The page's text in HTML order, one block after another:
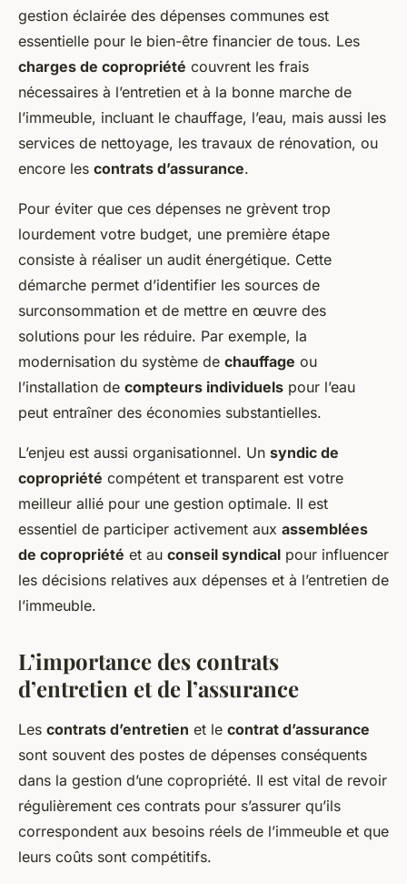
gestion éclairée des dépenses communes est
essentielle pour le bien-être financier de tous. Les
charges de copropriété couvrent les frais
nécessaires à l’entretien et à la bonne marche de
l’immeuble, incluant le chauffage, l’eau, mais aussi les
services de nettoyage, les travaux de rénovation, ou
encore les contrats d’assurance.
Pour éviter que ces dépenses ne grèvent trop
lourdement votre budget, une première étape
consiste à réaliser un audit énergétique. Cette
démarche permet d’identifier les sources de
surconsommation et de mettre en œuvre des
solutions pour les réduire. Par exemple, la
modernisation du système de chauffage ou
l’installation de compteurs individuels pour l’eau
peut entraîner des économies substantielles.
L’enjeu est aussi organisationnel. Un syndic de
copropriété compétent et transparent est votre
meilleur allié pour une gestion optimale. Il est
essentiel de participer activement aux assemblées
de copropriété et au conseil syndical pour influencer
les décisions relatives aux dépenses et à l’entretien de
l’immeuble.
L’importance des contrats
d’entretien et de l’assurance
Les contrats d’entretien et le contrat d’assurance
sont souvent des postes de dépenses conséquents
dans la gestion d’une copropriété. Il est vital de revoir
régulièrement ces contrats pour s’assurer qu’ils
correspondent aux besoins réels de l’immeuble et que
leurs coûts sont compétitifs.